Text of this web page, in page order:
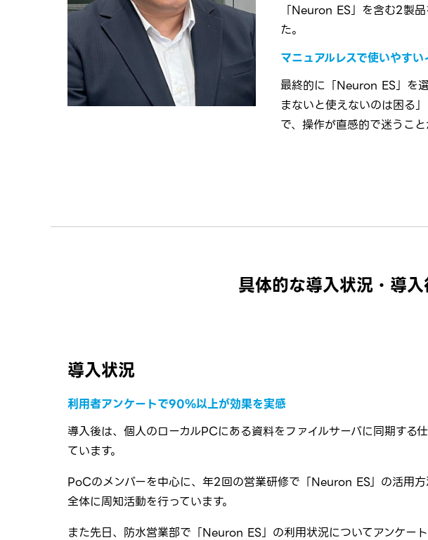
「Neuron ES」を含む2製
た。
マニュアルレスで使いやす
最終的に「Neuron ES」を
まないと使えないのは困る
で、操作が直感的で迷うこと
具体的な導入状況・導入
導入状況
利用者アンケートで90%以上が効果を実感
導入後は、個人のローカルPCにある資料をファイルサーバに同期す
ています。
PoCのメンバーを中心に、年2回の営業研修で「Neuron ES」の活用
全体に周知活動を行っています。
また先日、防水営業部で「Neuron ES」の利用状況についてアンケー